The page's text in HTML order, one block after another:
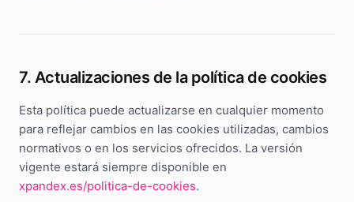
7. Actualizaciones de la política de cookies
Esta política puede actualizarse en cualquier momento
para reflejar cambios en las cookies utilizadas, cambios
normativos o en los servicios ofrecidos. La versión
vigente estará siempre disponible en
xpandex.es/politica-de-cookies.